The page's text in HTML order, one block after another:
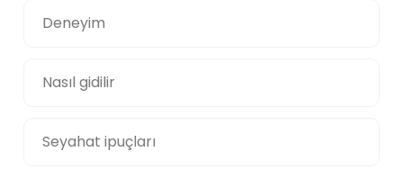
Deneyim
Nasıl gidilir
Seyahat ipuçları